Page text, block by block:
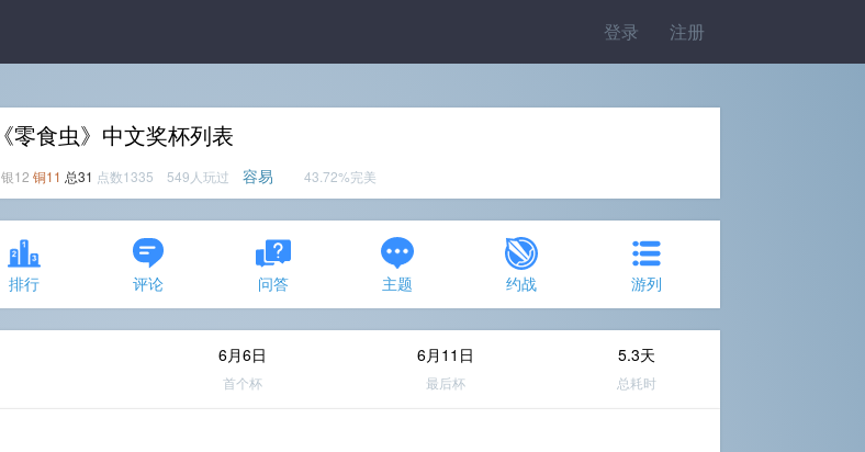
登录 注册
《零食虫》中文奖杯列表
银12 铜11 总31 点数1335 549人玩过 容易 43.72%完美
排行 评论 问答 主题 约战 游列
6月6日
首个杯
6月11日
最后杯
5.3天
总耗时